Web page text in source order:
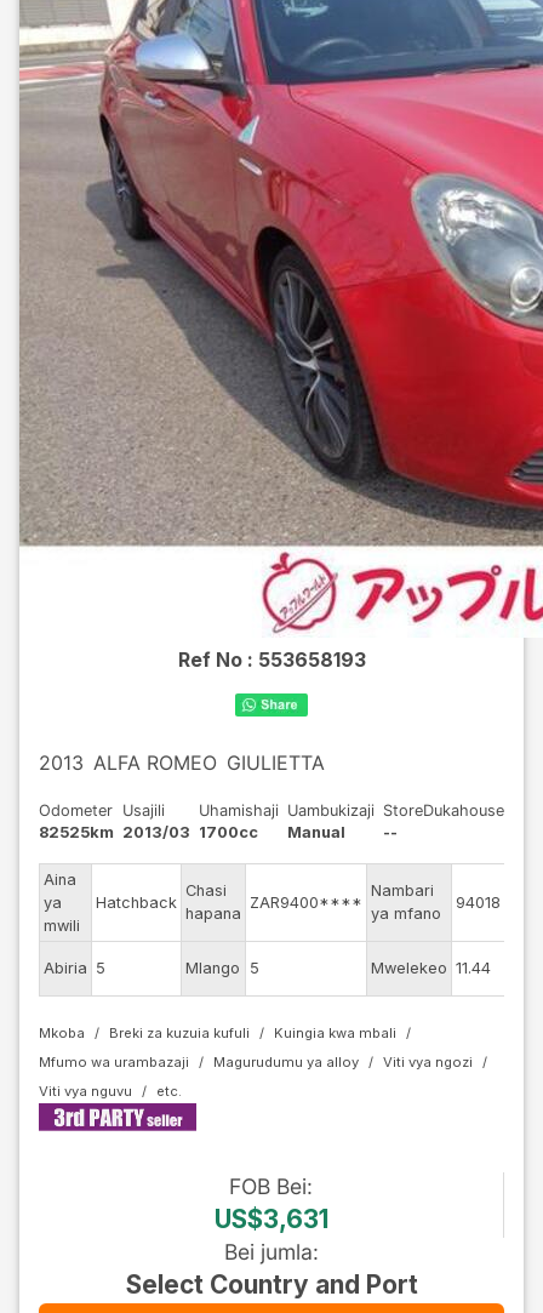
Ref No : 553658193
2013 ALFA ROMEO GIULIETTA
Odometer
82525km
Usajili
2013/03
Uhamishaji
1700cc
Uambukizaji
Manual
StoreDukahouse
--
Aina
ya
mwili
Hatchback
Chasi
hapana
ZAR9400****
Nambari
ya mfano
94018
Abiria 5 Mlango 5 Mwelekeo 11.44
Mkoba Breki za kuzuia kufuli
Kuingia kwa mbali
Mfumo wa urambazaji
Magurudumu ya alloy
Viti vya ngozi
Viti vya nguvu
FOB Bei:
US$3,631
Bei jumla:
Select Country and Port